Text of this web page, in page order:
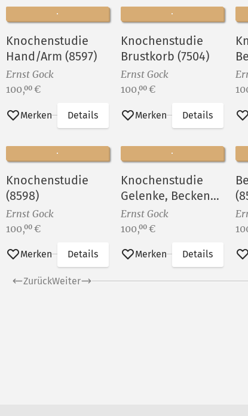
Knochenstudie
Hand/Arm (8597)
Ernst Gock
Preis:
100,00 €
Merken Details
Knochenstudie
Brustkorb (7504)
Ernst Gock
Preis:
100,00 €
Merken Details
Knochenstudie
(8598)
Ernst Gock
Preis:
100,00 €
Merken Details
Knochenstudie
Gelenke, Becken
(7522)
Ernst Gock
Preis:
100,00 €
Merken Details
ZurückWeiter